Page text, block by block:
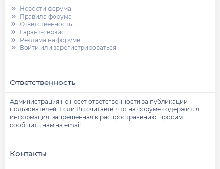
Новости форума
Правила форума
Ответственность
Гарант-сервис
Реклама на форуме
Войти или зарегистрироваться
Ответственность
Администрация не несет ответственности за публикации
пользователей. Если Вы считаете, что на форуме содержится
информация, запрещённая к распространению, просим
сообщить нам на email.
Контакты